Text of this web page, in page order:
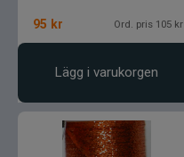
95 kr Ord. pris 105 kr
Lägg i varukorgen